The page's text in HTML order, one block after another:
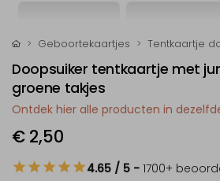
Geboortekaartjes Tentkaartje
Doopsuiker tentkaartje met
groene takjes
Ontdek hier alle producten in
€ 2,50
4.65 / 5 - 1700+